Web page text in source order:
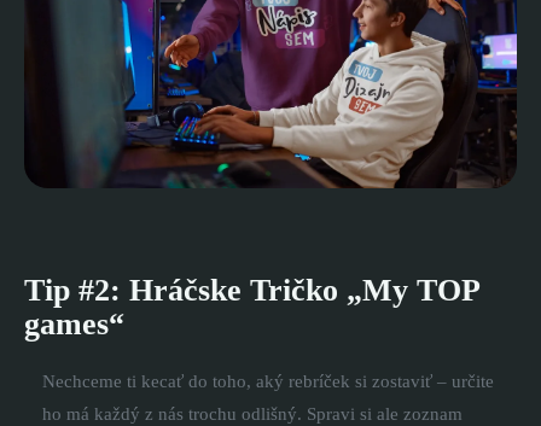
Tip #2: Hráčske Tričko „My TOP
games“
Nechceme ti kecať do toho, aký rebríček si zostaviť – určite
ho má každý z nás trochu odlišný. Spravi si ale zoznam